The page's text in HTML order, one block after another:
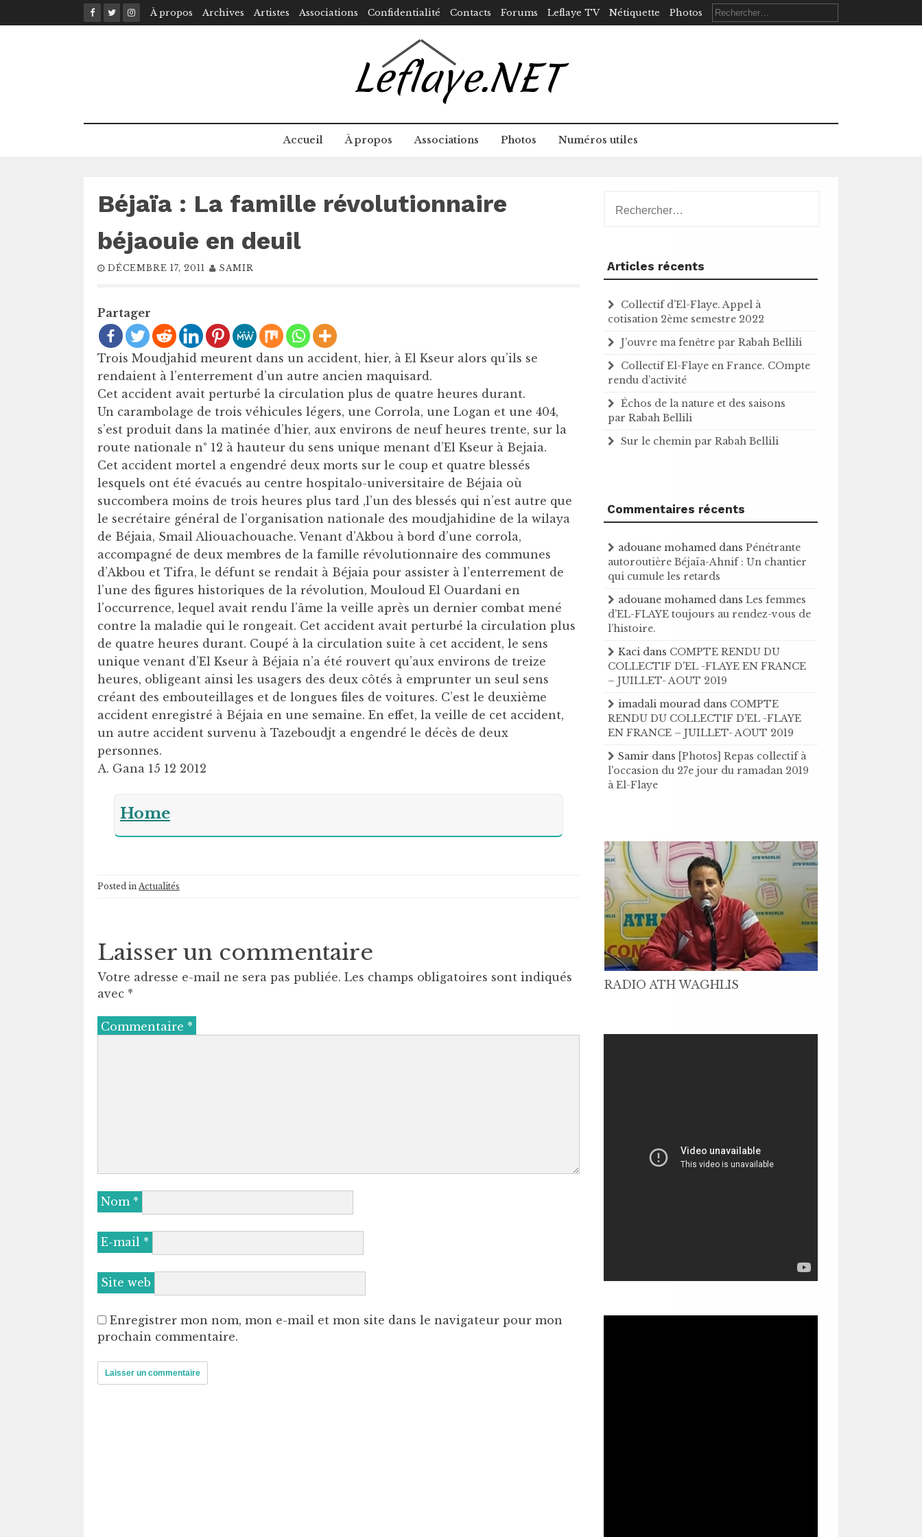
to
À propos Archives Artistes Associations Confidentialité Contacts Forums Leflaye TV Nétiquette Photos Rechercher :
Accueil À propos Associations Photos Numéros utiles
Béjaïa : La famille révolutionnaire
béjaouie en deuil
DÉCEMBRE 17, 2011 SAMIR
Partager
Trois Moudjahid meurent dans un accident, hier, à El Kseur alors qu’ils se
rendaient à l’enterrement d’un autre ancien maquisard.
Cet accident avait perturbé la circulation plus de quatre heures durant.
Un carambolage de trois véhicules légers, une Corrola, une Logan et une 404,
s’est produit dans la matinée d’hier, aux environs de neuf heures trente, sur la
route nationale n° 12 à hauteur du sens unique menant d’El Kseur à Bejaia.
Cet accident mortel a engendré deux morts sur le coup et quatre blessés
lesquels ont été évacués au centre hospitalo-universitaire de Béjaia où
succombera moins de trois heures plus tard ,l’un des blessés qui n’est autre que
le secrétaire général de l’organisation nationale des moudjahidine de la wilaya
de Béjaia, Smail Aliouachouache. Venant d’Akbou à bord d’une corrola,
accompagné de deux membres de la famille révolutionnaire des communes
d’Akbou et Tifra, le défunt se rendait à Béjaia pour assister à l’enterrement de
l’une des figures historiques de la révolution, Mouloud El Ouardani en
l’occurrence, lequel avait rendu l’âme la veille après un dernier combat mené
contre la maladie qui le rongeait. Cet accident avait perturbé la circulation plus
de quatre heures durant. Coupé à la circulation suite à cet accident, le sens
unique venant d’El Kseur à Béjaia n’a été rouvert qu’aux environs de treize
heures, obligeant ainsi les usagers des deux côtés à emprunter un seul sens
créant des embouteillages et de longues files de voitures. C’est le deuxième
accident enregistré à Béjaia en une semaine. En effet, la veille de cet accident,
un autre accident survenu à Tazeboudjt a engendré le décès de deux
personnes.
A. Gana 15 12 2012
Home
Posted in Actualités
Laisser un commentaire
Votre adresse e-mail ne sera pas publiée. Les champs obligatoires sont indiqués
avec *
Commentaire *
Nom *
E-mail *
Site web
Enregistrer mon nom, mon e-mail et mon site dans le navigateur pour mon
prochain commentaire.
Articles récents
Collectif d’El-Flaye. Appel à
cotisation 2ème semestre 2022
J’ouvre ma fenêtre par Rabah Bellili
Collectif El-Flaye en France. COmpte
rendu d’activité
Échos de la nature et des saisons
par Rabah Bellili
Sur le chemin par Rabah Bellili
Commentaires récents
adouane mohamed dansPénétrante
autoroutière Béjaïa-Ahnif : Un chantier
qui cumule les retards
adouane mohamed dansLes femmes
d’EL-FLAYE toujours au rendez-vous de
l’histoire .
Kaci dans COMPTE RENDU DU
COLLECTIF D'EL -FLAYE EN FRANCE
– JUILLET- AOUT 2019
imadali mourad dans COMPTE
RENDU DU COLLECTIF D'EL -FLAYE
EN FRANCE – JUILLET- AOUT 2019
Samir dans [Photos] Repas collectif à
l'occasion du 27e jour du ramadan 2019
à El-Flaye
RADIO ATH WAGHLIS